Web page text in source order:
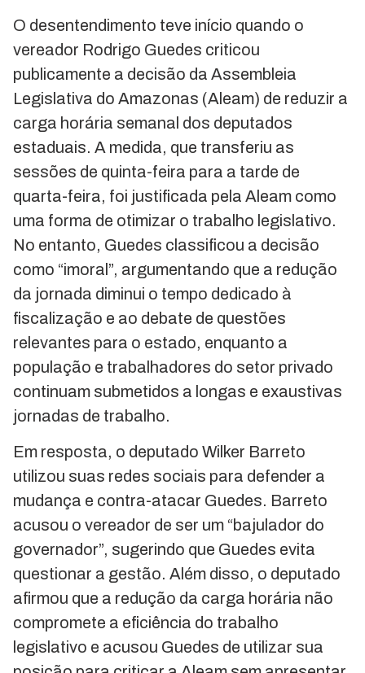
O desentendimento teve início quando o
vereador Rodrigo Guedes criticou
publicamente a decisão da Assembleia
Legislativa do Amazonas (Aleam) de reduzir a
carga horária semanal dos deputados
estaduais. A medida, que transferiu as
sessões de quinta-feira para a tarde de
quarta-feira, foi justificada pela Aleam como
uma forma de otimizar o trabalho legislativo.
No entanto, Guedes classificou a decisão
como “imoral”, argumentando que a redução
da jornada diminui o tempo dedicado à
fiscalização e ao debate de questões
relevantes para o estado, enquanto a
população e trabalhadores do setor privado
continuam submetidos a longas e exaustivas
jornadas de trabalho.
Em resposta, o deputado Wilker Barreto
utilizou suas redes sociais para defender a
mudança e contra-atacar Guedes. Barreto
acusou o vereador de ser um “bajulador do
governador”, sugerindo que Guedes evita
questionar a gestão. Além disso, o deputado
afirmou que a redução da carga horária não
compromete a eficiência do trabalho
legislativo e acusou Guedes de utilizar sua